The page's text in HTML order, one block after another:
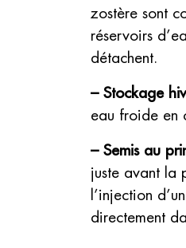
zostère sont
réservoirs
détachent.
– Stockage
eau froide en
– Semis au
juste avant la
l’injection
directement